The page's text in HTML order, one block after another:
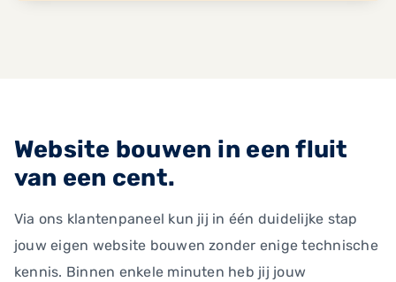
Website bouwen in een fluit
van een cent.
Via ons klantenpaneel kun jij in één duidelijke stap
jouw eigen website bouwen zonder enige technische
kennis. Binnen enkele minuten heb jij jouw